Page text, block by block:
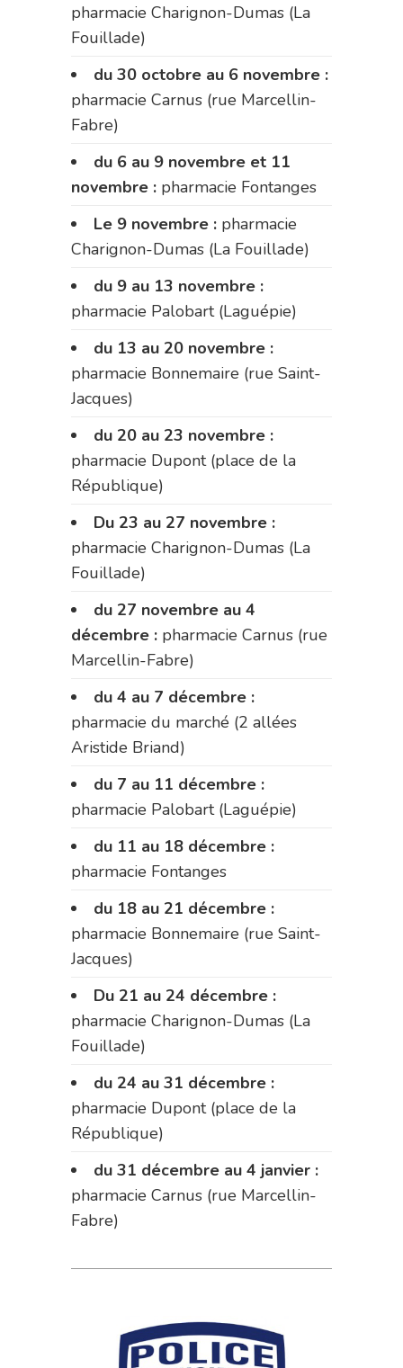
pharmacie Charignon-Dumas (La
Fouillade)
du 30 octobre au 6 novembre :
pharmacie Carnus (rue Marcellin-
Fabre)
du 6 au 9 novembre et 11
novembre : pharmacie Fontanges
Le 9 novembre : pharmacie
Charignon-Dumas (La Fouillade)
du 9 au 13 novembre :
pharmacie Palobart (Laguépie)
du 13 au 20 novembre :
pharmacie Bonnemaire (rue Saint-
Jacques)
du 20 au 23 novembre :
pharmacie Dupont (place de la
République)
Du 23 au 27 novembre :
pharmacie Charignon-Dumas (La
Fouillade)
du 27 novembre au 4
décembre : pharmacie Carnus (rue
Marcellin-Fabre)
du 4 au 7 décembre :
pharmacie du marché (2 allées
Aristide Briand)
du 7 au 11 décembre :
pharmacie Palobart (Laguépie)
du 11 au 18 décembre :
pharmacie Fontanges
du 18 au 21 décembre :
pharmacie Bonnemaire (rue Saint-
Jacques)
Du 21 au 24 décembre :
pharmacie Charignon-Dumas (La
Fouillade)
du 24 au 31 décembre :
pharmacie Dupont (place de la
République)
du 31 décembre au 4 janvier :
pharmacie Carnus (rue Marcellin-
Fabre)